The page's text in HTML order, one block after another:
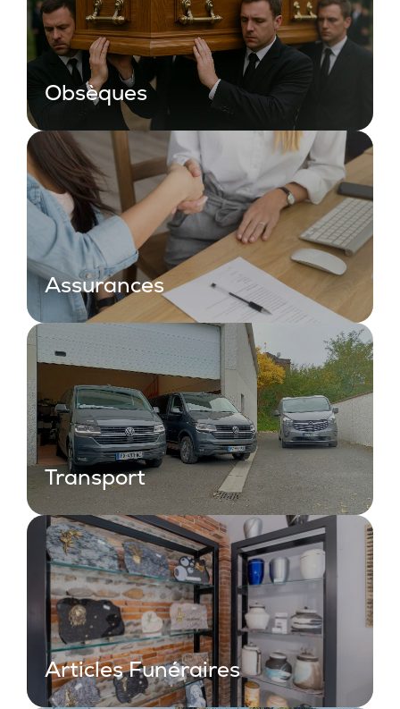
Obsèques
Assurances
Transport
Articles Funéraires